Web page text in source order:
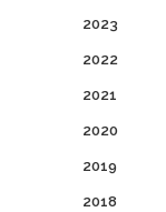
2023
2022
2021
2020
2019
2018